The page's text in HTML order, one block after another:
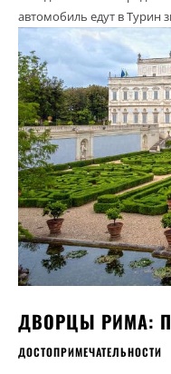
автомобиль едут в Турин
ДВОРЦЫ РИМА:
ДОСТОПРИМЕЧАТЕЛЬНОСТИ